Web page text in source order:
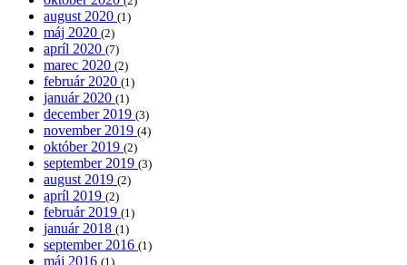
august 2020 (1)
máj 2020 (2)
apríl 2020 (7)
marec 2020 (2)
február 2020 (1)
január 2020 (1)
december 2019 (3)
november 2019 (4)
október 2019 (2)
september 2019 (3)
august 2019 (2)
apríl 2019 (2)
február 2019 (1)
január 2018 (1)
september 2016 (1)
máj 2016 (1)